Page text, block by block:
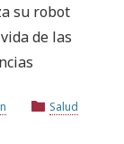
su robot
de las
Salud